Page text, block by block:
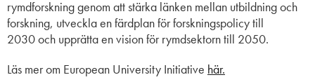
rymdforskninggenom attstärka länken mellan utbildning och
forskning, utveckla en färdplan för forskningspolicy till
2030och upprätta envision för rymdsektorn till 2050.
Läs mer om European University Initiative här.